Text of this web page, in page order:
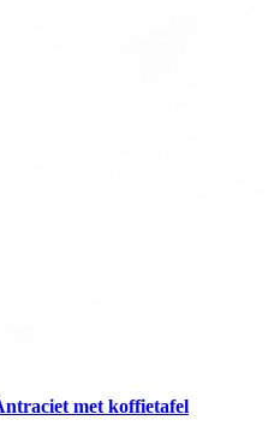
met koffietafel